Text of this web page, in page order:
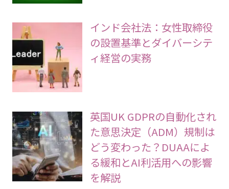
インド会社法：女性取締役
の設置基準とダイバーシテ
ィ経営の実務
英国UK GDPRの自動化され
た意思決定（ADM）規制は
どう変わった？DUAAによ
る緩和とAI利活用への影響
を解説